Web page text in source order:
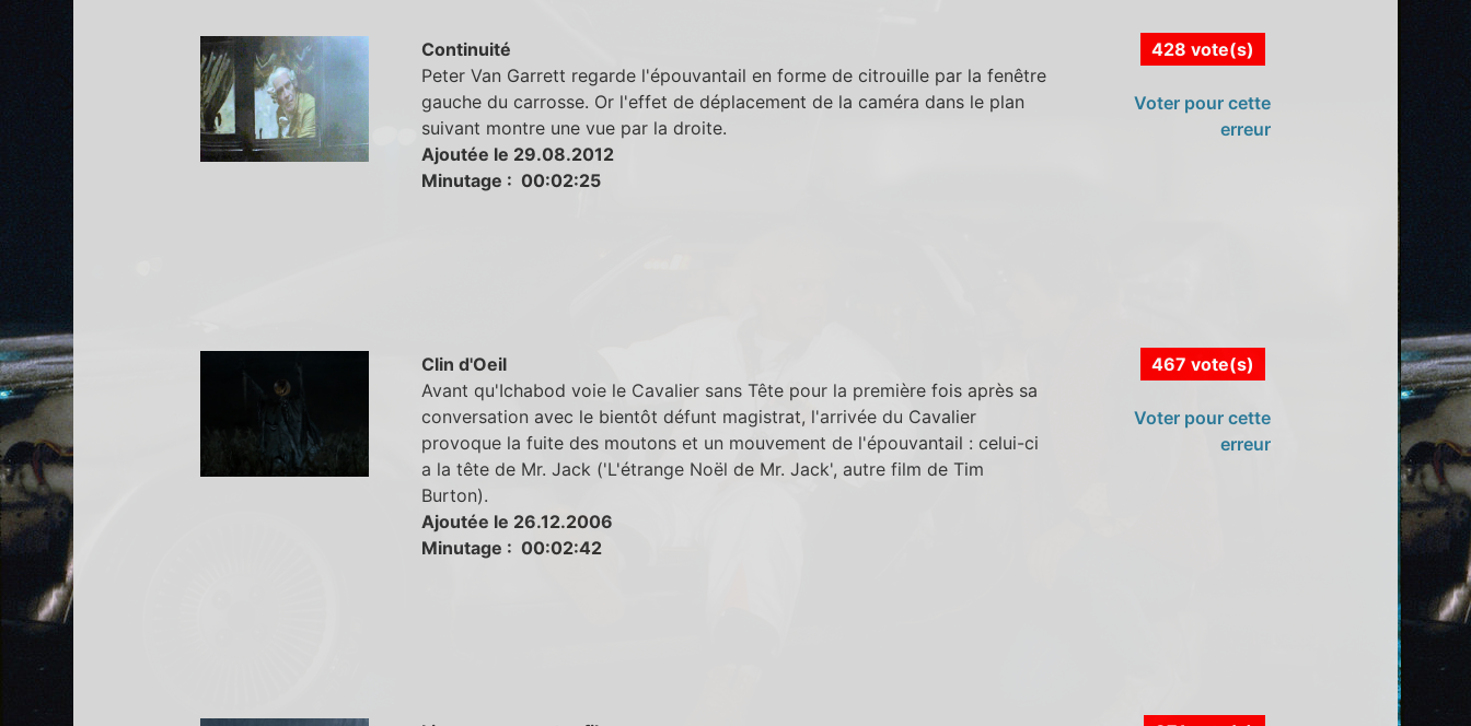
Continuité
Peter Van Garrett regarde l'épouvantail en forme de citrouille par la fenêtre
gauche du carrosse. Or l'effet de déplacement de la caméra dans le plan
suivant montre une vue par la droite.
Ajoutée le 29.08.2012
Minutage : 00:02:25
428 vote(s)
Voter pour cette
erreur
Clin d'Oeil
Avant qu'Ichabod voie le Cavalier sans Tête pour la première fois après sa
conversation avec le bientôt défunt magistrat, l'arrivée du Cavalier
provoque la fuite des moutons et un mouvement de l'épouvantail : celui-ci
a la tête de Mr. Jack ('L'étrange Noël de Mr. Jack', autre film de Tim
Burton).
Ajoutée le 26.12.2006
Minutage : 00:02:42
467 vote(s)
Voter pour cette
erreur